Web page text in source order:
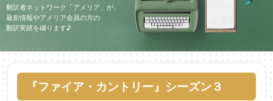
翻訳者ネットワーク「アメリア」が、
最新情報やアメリア会員の方の
翻訳実績を綴ります♪
『ファイア・カントリー』シーズン３